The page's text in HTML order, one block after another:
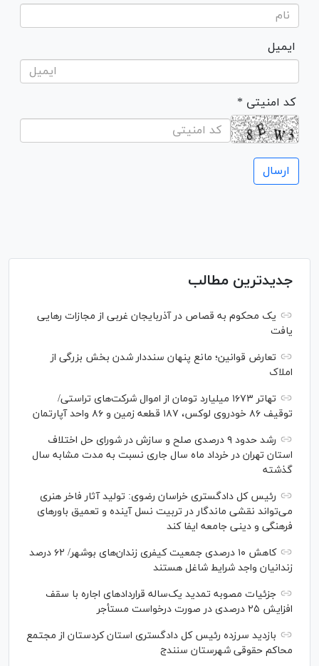
ایمیل
* کد امنیتی
جدیدترین مطالب
یک محکوم به قصاص در آذربایجان‌ غربی از مجازات رهایی
یافت
تعارض قوانین؛ مانع پنهان سنددار شدن بخش بزرگی از
املاک
تهاتر ۱۶۷۳ میلیارد تومان از اموال شرکت‌های تراستی/
توقیف ۸۶ خودروی لوکس، ۱۸۷ قطعه زمین و ۸۶ واحد آپارتمان
رشد حدود ۹ درصدی صلح و سازش در شورای حل اختلاف
استان تهران در خرداد ماه سال جاری نسبت به مدت مشابه سال
گذشته
رئیس کل دادگستری خراسان رضوی: تولید آثار فاخر هنری
می‌تواند نقشی ماندگار در تربیت نسل آینده و تعمیق باور‌های
فرهنگی و دینی جامعه ایفا کند
کاهش ۱۰ درصدی جمعیت کیفری زندان‌های بوشهر/ ۶۲ درصد
زندانیان واجد شرایط شاغل هستند
جزئیات مصوبه تمدید یک‌ساله قرارداد‌های اجاره با سقف
افزایش ۲۵ درصدی در صورت درخواست مستأجر
بازدید سرزده رئیس کل دادگستری استان کردستان از مجتمع
محاکم حقوقی شهرستان سنندج